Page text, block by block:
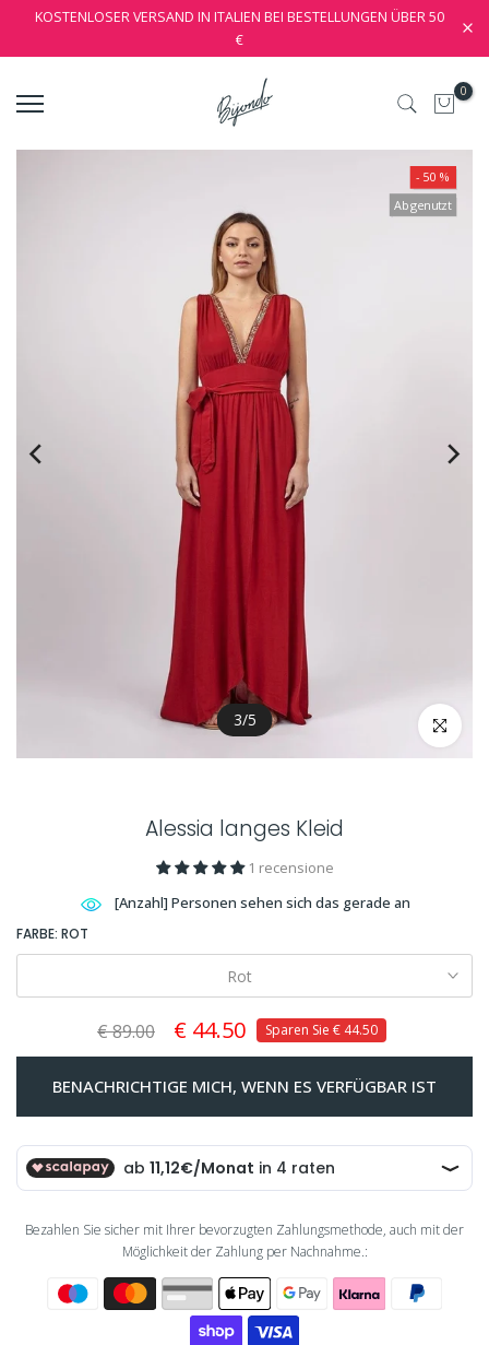
KOSTENLOSER VERSAND IN ITALIEN BEI BESTELLUNGEN ÜBER 50
€
0
3/5
- 50 %
Abgenutzt
klicken um
Alessia langes Kleid
1 recensione
[Anzahl] Personen sehen sich das gerade an
FARBE: ROT
Rot
€ 89.00 € 44.50 Sparen Sie € 44.50
BENACHRICHTIGE MICH, WENN ES VERFÜGBAR IST
Bezahlen Sie sicher mit Ihrer bevorzugten Zahlungsmethode, auch mit der
Möglichkeit der Zahlung per Nachnahme.: